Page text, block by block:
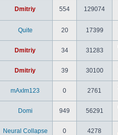
Dmitriy 554 129074
Quite 20 17399
Dmitriy 34 31283
Dmitriy 39 30100
mAxIm123 0 2761
Domi 949 56291
Neural Collapse 0 4278